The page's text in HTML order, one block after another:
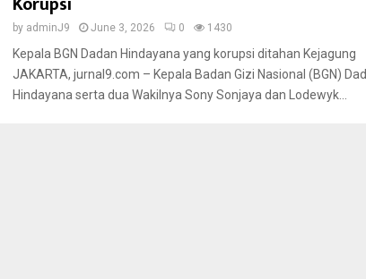
by adminJ9 June 3, 2026 0 1430
Kepala BGN Dadan Hindayana yang korupsi ditahan Kejagung
JAKARTA, jurnal9.com – Kepala Badan Gizi Nasional (BGN)
Hindayana serta dua Wakilnya Sony Sonjaya dan Lodewyk...